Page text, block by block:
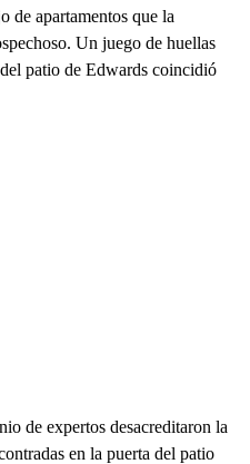
de apartamentos que la
Un juego de huellas
patio de Edwards coincidió
de expertos desacreditaron la
en la puerta del patio